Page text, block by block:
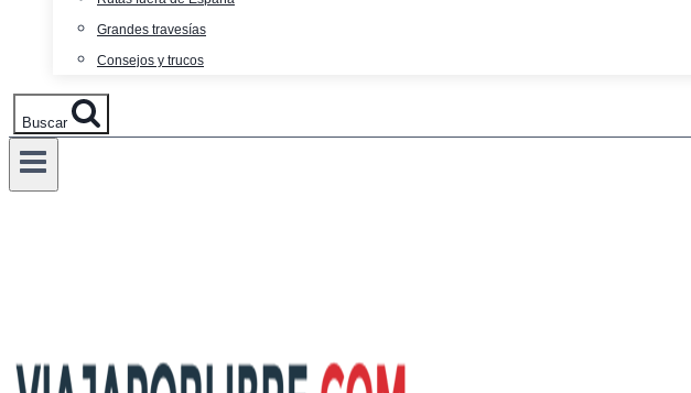
Grandes travesías
Consejos y trucos
Buscar